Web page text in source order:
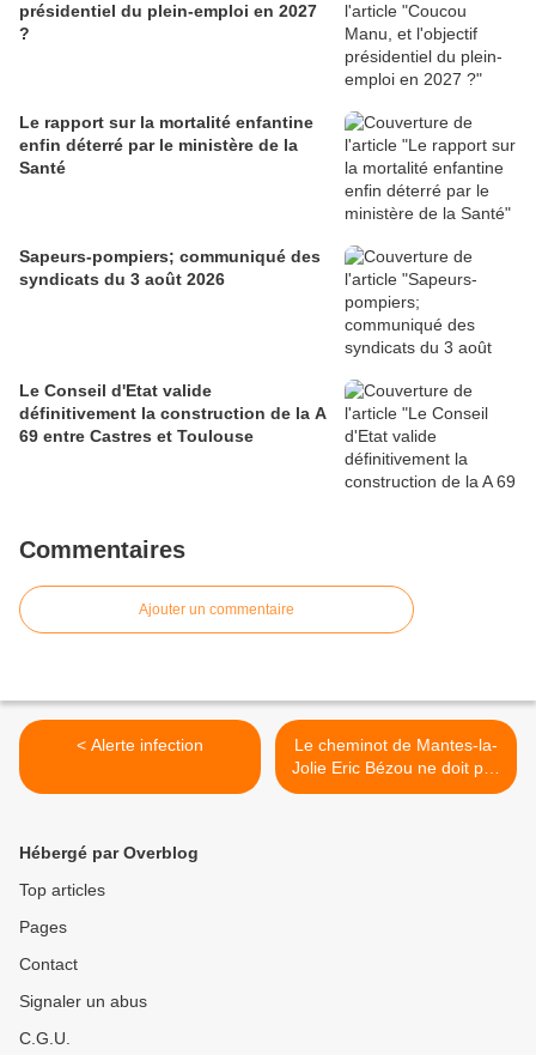
présidentiel du plein-emploi en 2027
?
Le rapport sur la mortalité enfantine
enfin déterré par le ministère de la
Santé
Sapeurs-pompiers; communiqué des
syndicats du 3 août 2026
Le Conseil d'Etat valide
définitivement la construction de la A
69 entre Castres et Toulouse
Commentaires
Ajouter un commentaire
< Alerte infection
Le cheminot de Mantes-la-
Jolie Eric Bézou ne doit pas
être licencié >
Hébergé par Overblog
Top articles
Pages
Contact
Signaler un abus
C.G.U.